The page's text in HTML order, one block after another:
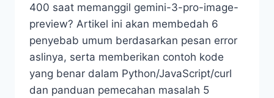
400 saat memanggil gemini-3-pro-image-
preview? Artikel ini akan membedah 6
penyebab umum berdasarkan pesan error
aslinya, serta memberikan contoh kode
yang benar dalam Python/JavaScript/curl
dan panduan pemecahan masalah 5